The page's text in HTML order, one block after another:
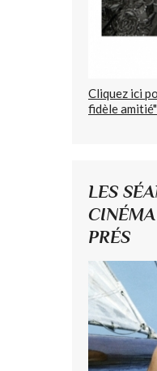
Cliquez ici
fidèle
LES
PRÉS